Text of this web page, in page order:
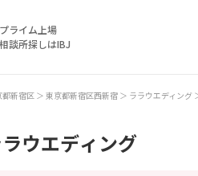
ライム上場
談所探しはIBJ
都新宿区 東京都新宿区西新宿 ララウエディング
ウエディング